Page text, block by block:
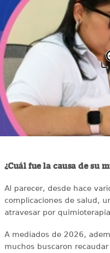
¿Cuál fue la causa de su
Al parecer, desde hace
complicaciones de salud,
atravesar por
A mediados de 2026,
muchos buscaron